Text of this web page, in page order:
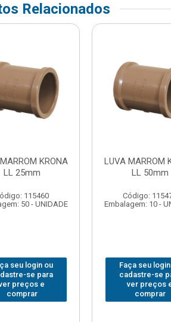
Relacionados
KRONA
LL 25mm
115460
50 - UNIDADE
seu login ou
se para
preços e
comprar
LUVA MARROM
LL 50mm
Código:
Embalagem: 10 -
Faça seu
cadastre-se
ver preços
comprar